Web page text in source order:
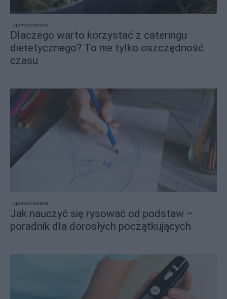
sponsorowane
Dlaczego warto korzystać z cateringu
dietetycznego? To nie tylko oszczędność
czasu
sponsorowane
Jak nauczyć się rysować od podstaw –
poradnik dla dorosłych początkujących